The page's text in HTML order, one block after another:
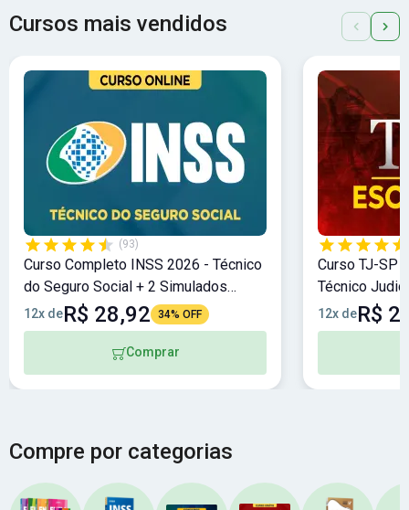
Cursos mais vendidos
(93)
Curso Completo INSS 2026 - Técnico
do Seguro Social + 2 Simulados
Bônus!
12x deR$ 28,92 34% OFF
Comprar
Curso TJ-SP
Técnico
Bônus
12x deR$
Compre por categorias